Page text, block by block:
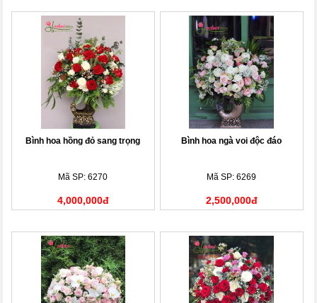
Bình hoa hồng đỏ sang trọng
Mã SP: 6270
4,000,000đ
Bình hoa ngà voi độc đáo
Mã SP: 6269
2,500,000đ